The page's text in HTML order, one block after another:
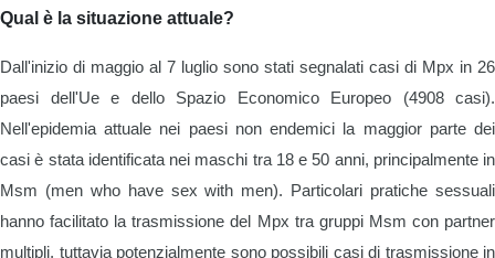
Qual è la situazione attuale?
Dall'inizio di maggio al 7 luglio sono stati segnalati casi di Mpx in 26
paesi dell'Ue e dello Spazio Economico Europeo (4908 casi).
Nell'epidemia attuale nei paesi non endemici la maggior parte dei
casi è stata identificata nei maschi tra 18 e 50 anni, principalmente in
Msm (men who have sex with men). Particolari pratiche sessuali
hanno facilitato la trasmissione del Mpx tra gruppi Msm con partner
multipli, tuttavia potenzialmente sono possibili casi di trasmissione in